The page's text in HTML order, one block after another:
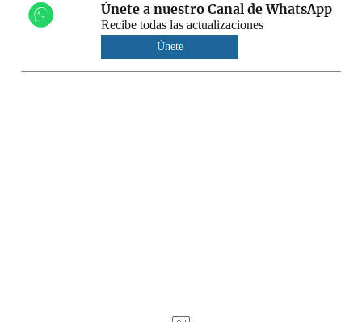
Únete a nuestro Canal de WhatsApp
Recibe todas las actualizaciones
Únete